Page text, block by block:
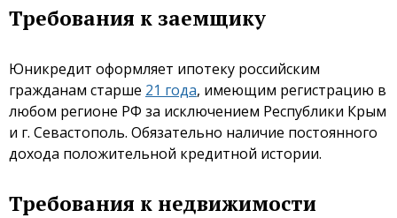
Требования к заемщику
Юникредит оформляет ипотеку российским
гражданам старше 21 года, имеющим регистрацию в
любом регионе РФ за исключением Республики Крым
и г. Севастополь. Обязательно наличие постоянного
дохода положительной кредитной истории.
Требования к недвижимости